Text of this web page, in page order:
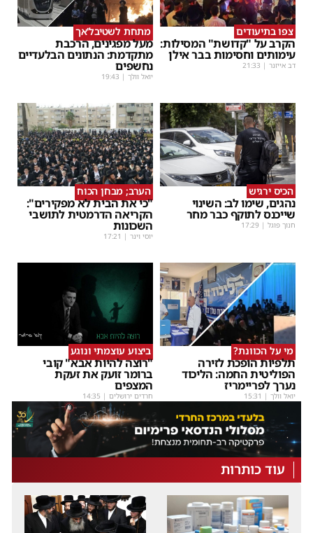
צפו בתיעודים
הקרב על "קדושת" המסילות:
עימותים וחסימות בבר אילן
דב אייזנר |
21:33
מתחת לשטיבל'אך
מעל מפגינים, הרכבת
מתקדמת: הנתונים הבלעדיים
נחשפים
יואל וולך |
19:43
הכיס ירגיש
נהגים, שימו לב: השינוי
שייכנס לתוקף כבר מחר
חנוך פוגל |
17:29
הערב; מבחן הכוח
"כי את הבית לא מפקירים":
הקריאה הדרמטית לתושבי
השכונות
יוסי וינר |
17:21
מי על הכוונת?
תלפיות הופכת לזירה
הפוליטית החמה: הליכוד
נערך לפריימריז
יואל וולך |
15:31
ביצוע עוצמתי ונוגע
"רוצה להיות אבא" קובי
ברומר זועק את זעקת
המצפים
חרדים ירושלים |
14:35
עוד כותרות